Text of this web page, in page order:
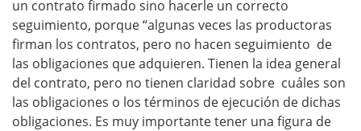
un contrato firmado sino hacerle un correcto
seguimiento, porque “algunas veces las productoras
firman los contratos, pero no hacen seguimiento de
las obligaciones que adquieren. Tienen la idea general
del contrato, pero no tienen claridad sobre cuáles son
las obligaciones o los términos de ejecución de dichas
obligaciones. Es muy importante tener una figura de